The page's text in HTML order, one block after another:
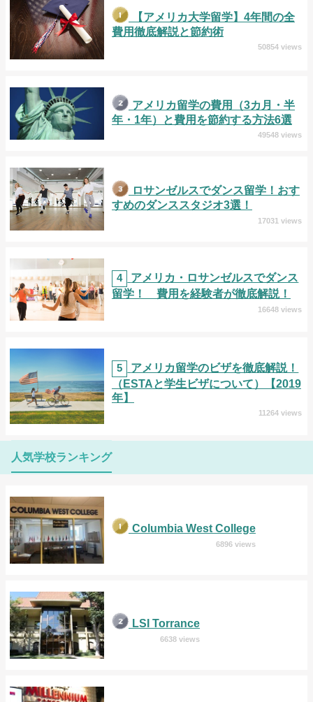
【アメリカ大学留学】4年間の全
費用徹底解説と節約術
50854 views
アメリカ留学の費用（3カ月・半
年・1年）と費用を節約する方法6選
49548 views
ロサンゼルスでダンス留学！おす
すめのダンススタジオ3選！
17031 views
4
アメリカ・ロサンゼルスでダンス
留学！ 費用を経験者が徹底解説！
16648 views
5
アメリカ留学のビザを徹底解説！
（ESTAと学生ビザについて）【2019
年】
11264 views
人気学校ランキング
Columbia West College
6896 views
LSI Torrance
6638 views